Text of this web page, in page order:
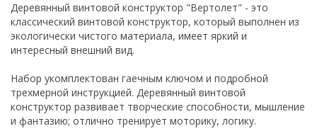
Деревянный винтовой конструктор "Вертолет" - это
классический винтовой конструктор, который выполнен из
экологически чистого материала, имеет яркий и
интересный внешний вид.
Набор укомплектован гаечным ключом и подробной
трехмерной инструкцией. Деревянный винтовой
конструктор развивает творческие способности, мышление
и фантазию; отлично тренирует моторику, логику.